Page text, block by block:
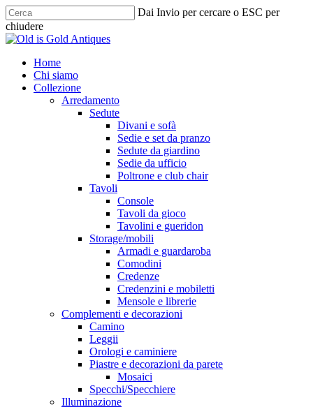
Skip
to
main
Dai Invio per cercare o ESC per
chiudere
Chiudi
cerca
Menu
Home
Chi siamo
Collezione
Arredamento
Sedute
Divani e sofà
Sedie e set da pranzo
Sedute da giardino
Sedie da ufficio
Poltrone e club chair
Tavoli
Console
Tavoli da gioco
Tavolini e gueridon
Storage/mobili
Armadi e guardaroba
Comodini
Credenze
Credenzini e mobiletti
Mensole e librerie
Complementi e decorazioni
Camino
Leggii
Orologi e caminiere
Piastre e decorazioni da parete
Mosaici
Specchi/Specchiere
Illuminazione